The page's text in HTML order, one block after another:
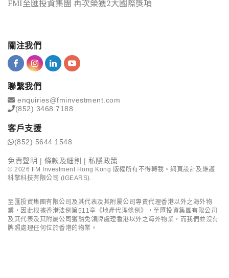
FMI至匯投資集團 再次榮獲2大國際獎項
關注我們
聯繫我們
enquiries@fminvestment.com
(852) 3468 7188
客戶支援
(852) 5644 1548
免責聲明 | 條款及細則 | 私隱政策
© 2026 FM Investment Hong Kong 版權所有不得轉載。網頁設計及維護
科擎科技有限公司 (IGEARS).
至匯投資集團有限公司及其代表及其附屬公司專責代理香港以外之海外物
業，因此根據香港法例第511章《地產代理條例》，至匯投資集團有限公司
及其代表及其附屬公司獲豁免領牌處理香港以外之海外物業，而我們並沒有
牌照處理任何位於香港的物業。